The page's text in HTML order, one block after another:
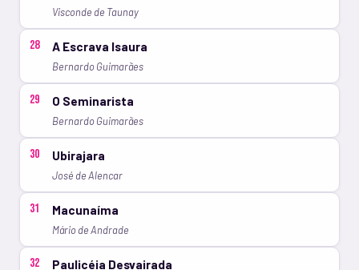
Visconde de Taunay
28 A Escrava Isaura
Bernardo Guimarães
29 O Seminarista
Bernardo Guimarães
30 Ubirajara
José de Alencar
31 Macunaíma
Mário de Andrade
32 Paulicéia Desvairada